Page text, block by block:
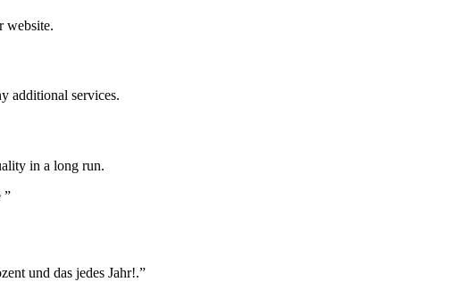
website.
additional services.
in a long run.
”
und das jedes Jahr!.”